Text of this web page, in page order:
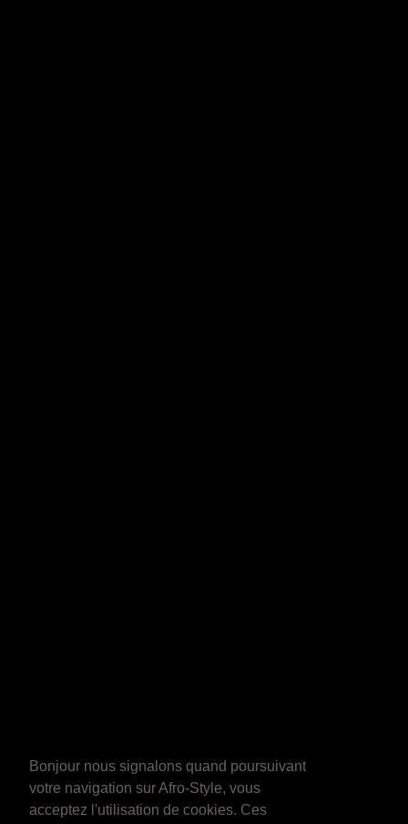
Bonjour nous signalons quand poursuivant
votre navigation sur Afro-Style, vous
acceptez l'utilisation de cookies. Ces